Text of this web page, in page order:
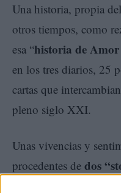
Una historia, propia
otros tiempos, como
esa “historia de
en los tres diarios, 25
cartas que
pleno siglo XXI.
Unas vivencias y
procedentes de dos